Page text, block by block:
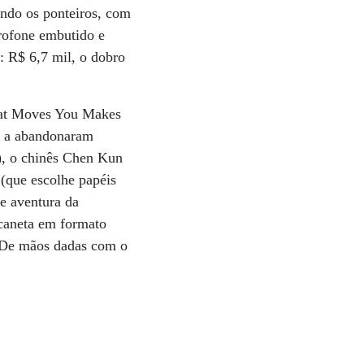
os ponteiros, com
embutido e
R$ 6,7 mil, o dobro
Moves You Makes
abandonaram
o chinês Chen Kun
escolhe papéis
aventura da
em formato
mãos dadas com o